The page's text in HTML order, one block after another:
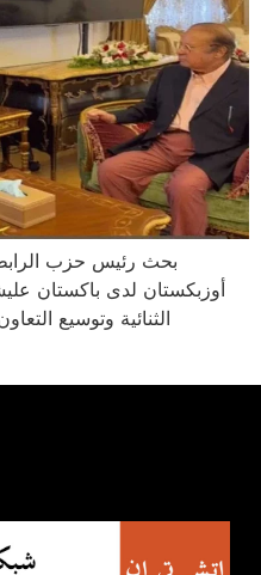
بحث رئيس حزب
أوزبكستان لدى باكستان
الثنائية وتوسيع